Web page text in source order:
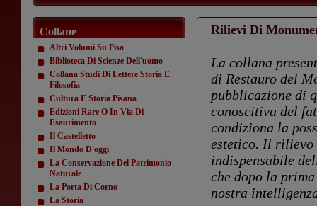
Collane
Altri Volumi Su Pisa
Biblioteca Di Scienze Dell'uomo
Collana Studi Di Lettere Storia E
Filosofia
Cultura E Storia Pisana
Edizioni Rare O In Via Di
Esaurimento
Il Castelletto
Il Mondo D'oggi
La Conservazione Del Patrimonio
Naturale
La Porta Di Corno
La Storia
Rilievi Di
La collana
di Restauro del
pubblicazione di
conoscitiva del
condiziona la
estetico. Il rilievo
indispensabile
che dopo la
nostra